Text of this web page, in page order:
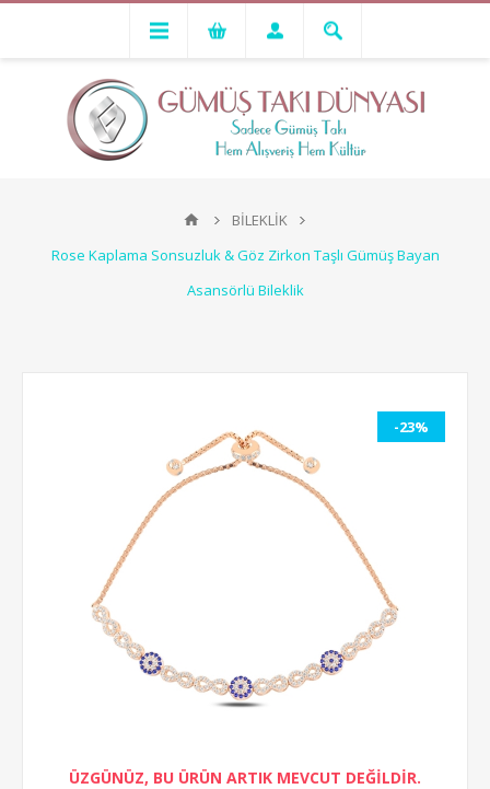
BİLEKLİK
Rose Kaplama Sonsuzluk & Göz Zirkon Taşlı Gümüş Bayan
Asansörlü Bileklik
-23%
ÜZGÜNÜZ, BU ÜRÜN ARTIK MEVCUT DEĞİLDİR.